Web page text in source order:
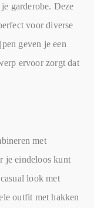
garderobe. Deze
voor diverse
geven je een
ervoor zorgt dat
met
je eindeloos kunt
look met
outfit met hakken